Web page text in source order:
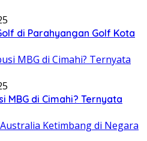
di Parahyangan Golf Kota
MBG di Cimahi? Ternyata